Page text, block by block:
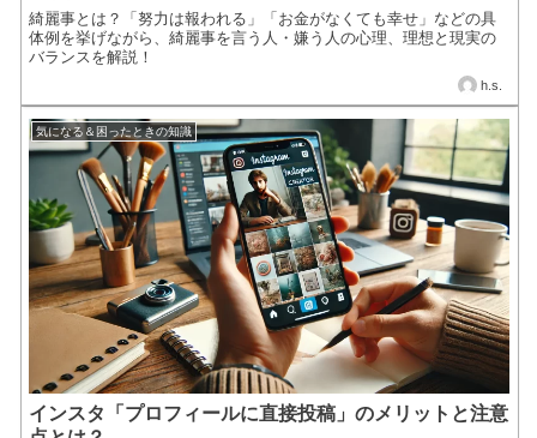
綺麗事とは？「努力は報われる」「お金がなくても幸せ」などの具
体例を挙げながら、綺麗事を言う人・嫌う人の心理、理想と現実の
バランスを解説！
h.s.
気になる＆困ったときの知識
インスタ「プロフィールに直接投稿」のメリットと注意